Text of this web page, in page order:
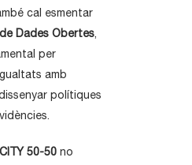
cal esmentar
Dades Obertes,
per
amb
polítiques
50-50 no